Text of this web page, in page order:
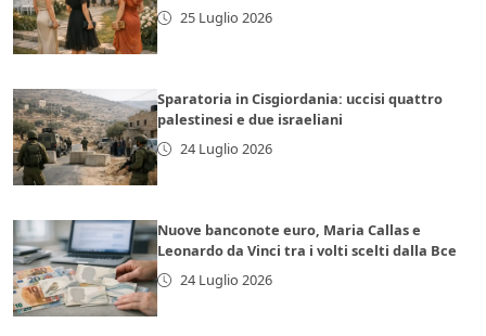
25 Luglio 2026
Sparatoria in Cisgiordania: uccisi quattro
palestinesi e due israeliani
24 Luglio 2026
Nuove banconote euro, Maria Callas e
Leonardo da Vinci tra i volti scelti dalla Bce
24 Luglio 2026